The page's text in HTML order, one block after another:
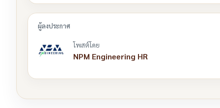
โพสต์โดย
NPM Engineering HR